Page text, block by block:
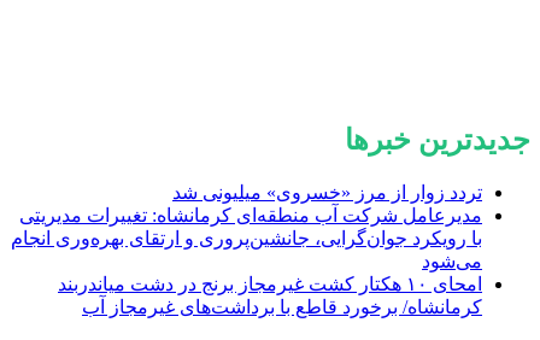
جدیدترین خبرها
تردد زوار از مرز «خسروی» میلیونی شد
مدیرعامل شرکت آب منطقه‌ای کرمانشاه: تغییرات مدیریتی
با رویکرد جوان‌گرایی، جانشین‌پروری و ارتقای بهره‌وری انجام
می‌شود
امحای ۱۰ هکتار کشت غیرمجاز برنج در دشت میاندربند
کرمانشاه/ برخورد قاطع با برداشت‌های غیرمجاز آب